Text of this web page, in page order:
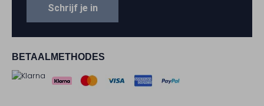
BETAALMETHODES
Schrijf je in